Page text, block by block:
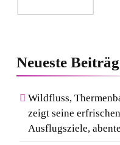
6
Neueste
Wildfluss,
zeigt seine
Ausflugsziele,